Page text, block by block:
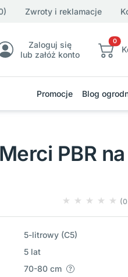
Zwroty i reklamacje
Zaloguj się
lub załóż konto
0
Promocje Blog
PBR na
5-litrowy (C5)
5 lat
70-80 cm